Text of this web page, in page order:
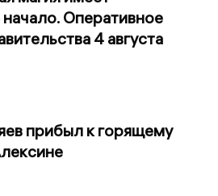
Оперативное
4 августа
прибыл к горящему